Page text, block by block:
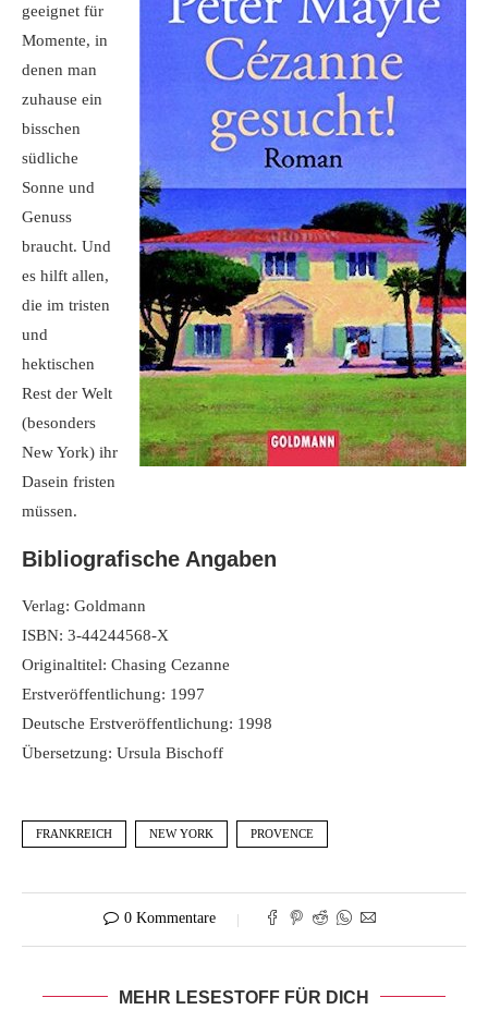
geeignet für
Momente, in
denen man
zuhause ein
bisschen
südliche
Sonne und
Genuss
braucht. Und
es hilft allen,
die im tristen
und
hektischen
Rest der Welt
(besonders
New York) ihr
Dasein fristen
müssen.
Bibliografische Angaben
Verlag: Goldmann
ISBN: 3-44244568-X
Originaltitel: Chasing Cezanne
Erstveröffentlichung: 1997
Deutsche Erstveröffentlichung: 1998
Übersetzung: Ursula Bischoff
FRANKREICH NEW YORK PROVENCE
0 Kommentare
MEHR LESESTOFF FÜR DICH